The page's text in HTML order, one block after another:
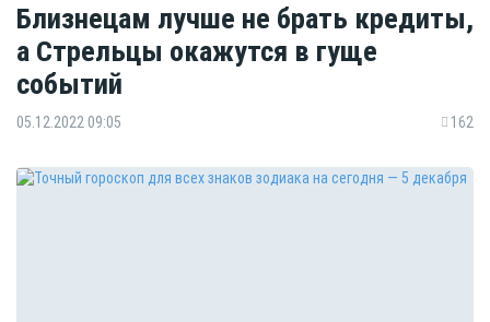
Близнецам лучше не брать кредиты,
а Стрельцы окажутся в гуще
событий
05.12.2022 09:05 162